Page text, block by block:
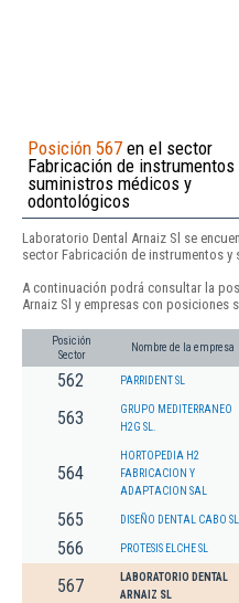
Posición 567 en el sector
Fabricación de instrumentos
suministros médicos y
odontológicos
Laboratorio Dental Arnaiz Sl se
sector Fabricación de instrumentos
A continuación podrá consultar la
Arnaiz Sl y empresas con posiciones
Posición
Sector
Nombre de la empresa
562 PARRIDENT SL
563
GRUPO MEDITERRANEO
H2G SL.
564
HORTOPEDIA H2
FABRICACION Y
ADAPTACION SAL
565 DISEÑO DENTAL CABO SL
566 PROTESIS ELCHE SL
567
LABORATORIO DENTAL
ARNAIZ SL